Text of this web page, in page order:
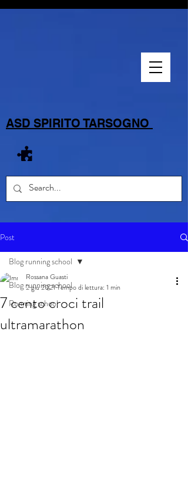
ASD SPIRITO TARSOGNO
Post
Blog running school
Running school
Blog running school
7 cento croci trail
ultramarathon
Rossana Guasti
2 giu 2021Tempo di lettura: 1 min